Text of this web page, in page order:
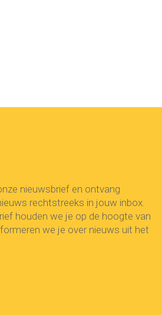
nieuwsbrief en ontvang
rechtstreeks in jouw inbox.
houden we je op de hoogte van
we je over nieuws uit het